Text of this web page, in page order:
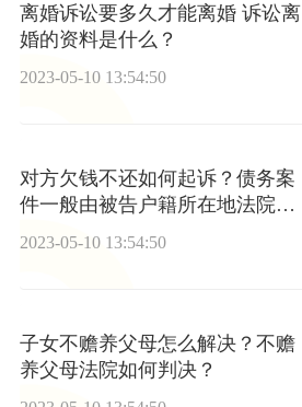
离婚诉讼要多久才能离婚 诉讼离
婚的资料是什么？
2023-05-10 13:54:50
对方欠钱不还如何起诉？债务案
件一般由被告户籍所在地法院审
2023-05-10 13:54:50
子女不赡养父母怎么解决？不赡
养父母法院如何判决？